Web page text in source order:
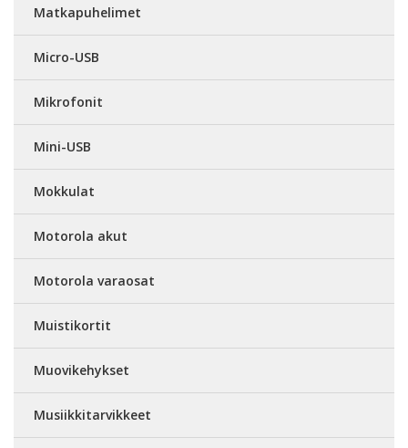
Matkapuhelimet
Micro-USB
Mikrofonit
Mini-USB
Mokkulat
Motorola akut
Motorola varaosat
Muistikortit
Muovikehykset
Musiikkitarvikkeet